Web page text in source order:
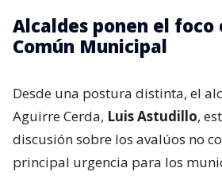
Alcaldes ponen el foco
Común Municipal
Desde una postura distinta, el
Aguirre Cerda, Luis Astudillo,
discusión sobre los avalúos no
principal urgencia para los